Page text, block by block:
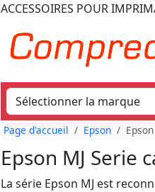
ACCESSOIRES POUR
Page d'accueil Epson
Epson MJ Serie
La série Epson MJ est